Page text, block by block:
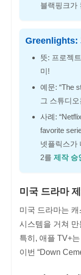
블랙핑크가
Greenlights:
뜻: 프로젝
미!
예문: “The
그 스튜디
사례: “Netflix
favorite
넷플릭스가
2를 제작 승
미국 드라마
미국 드라마는
시스템을 거쳐 만
특히, 애플 TV+
이번 “Down